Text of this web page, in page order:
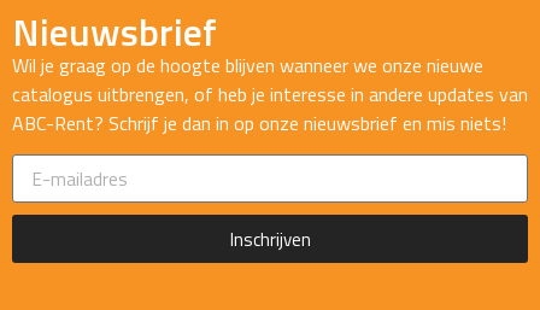
Nieuwsbrief
Wil je graag op de hoogte blijven wanneer we onze nieuwe
catalogus uitbrengen, of heb je interesse in andere updates van
ABC-Rent? Schrijf je dan in op onze nieuwsbrief en mis niets!
Inschrijven